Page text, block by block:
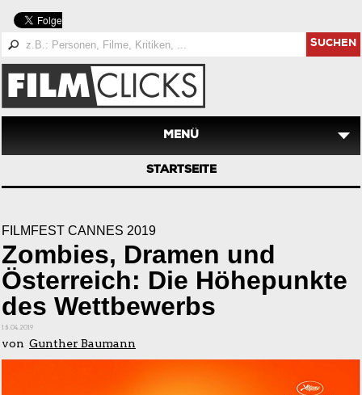
SUCHEN
MENÜ
STARTSEITE
FILMFEST CANNES 2019
Zombies, Dramen und
Österreich: Die Höhepunkte
des Wettbewerbs
18.04.2019
von Gunther Baumann